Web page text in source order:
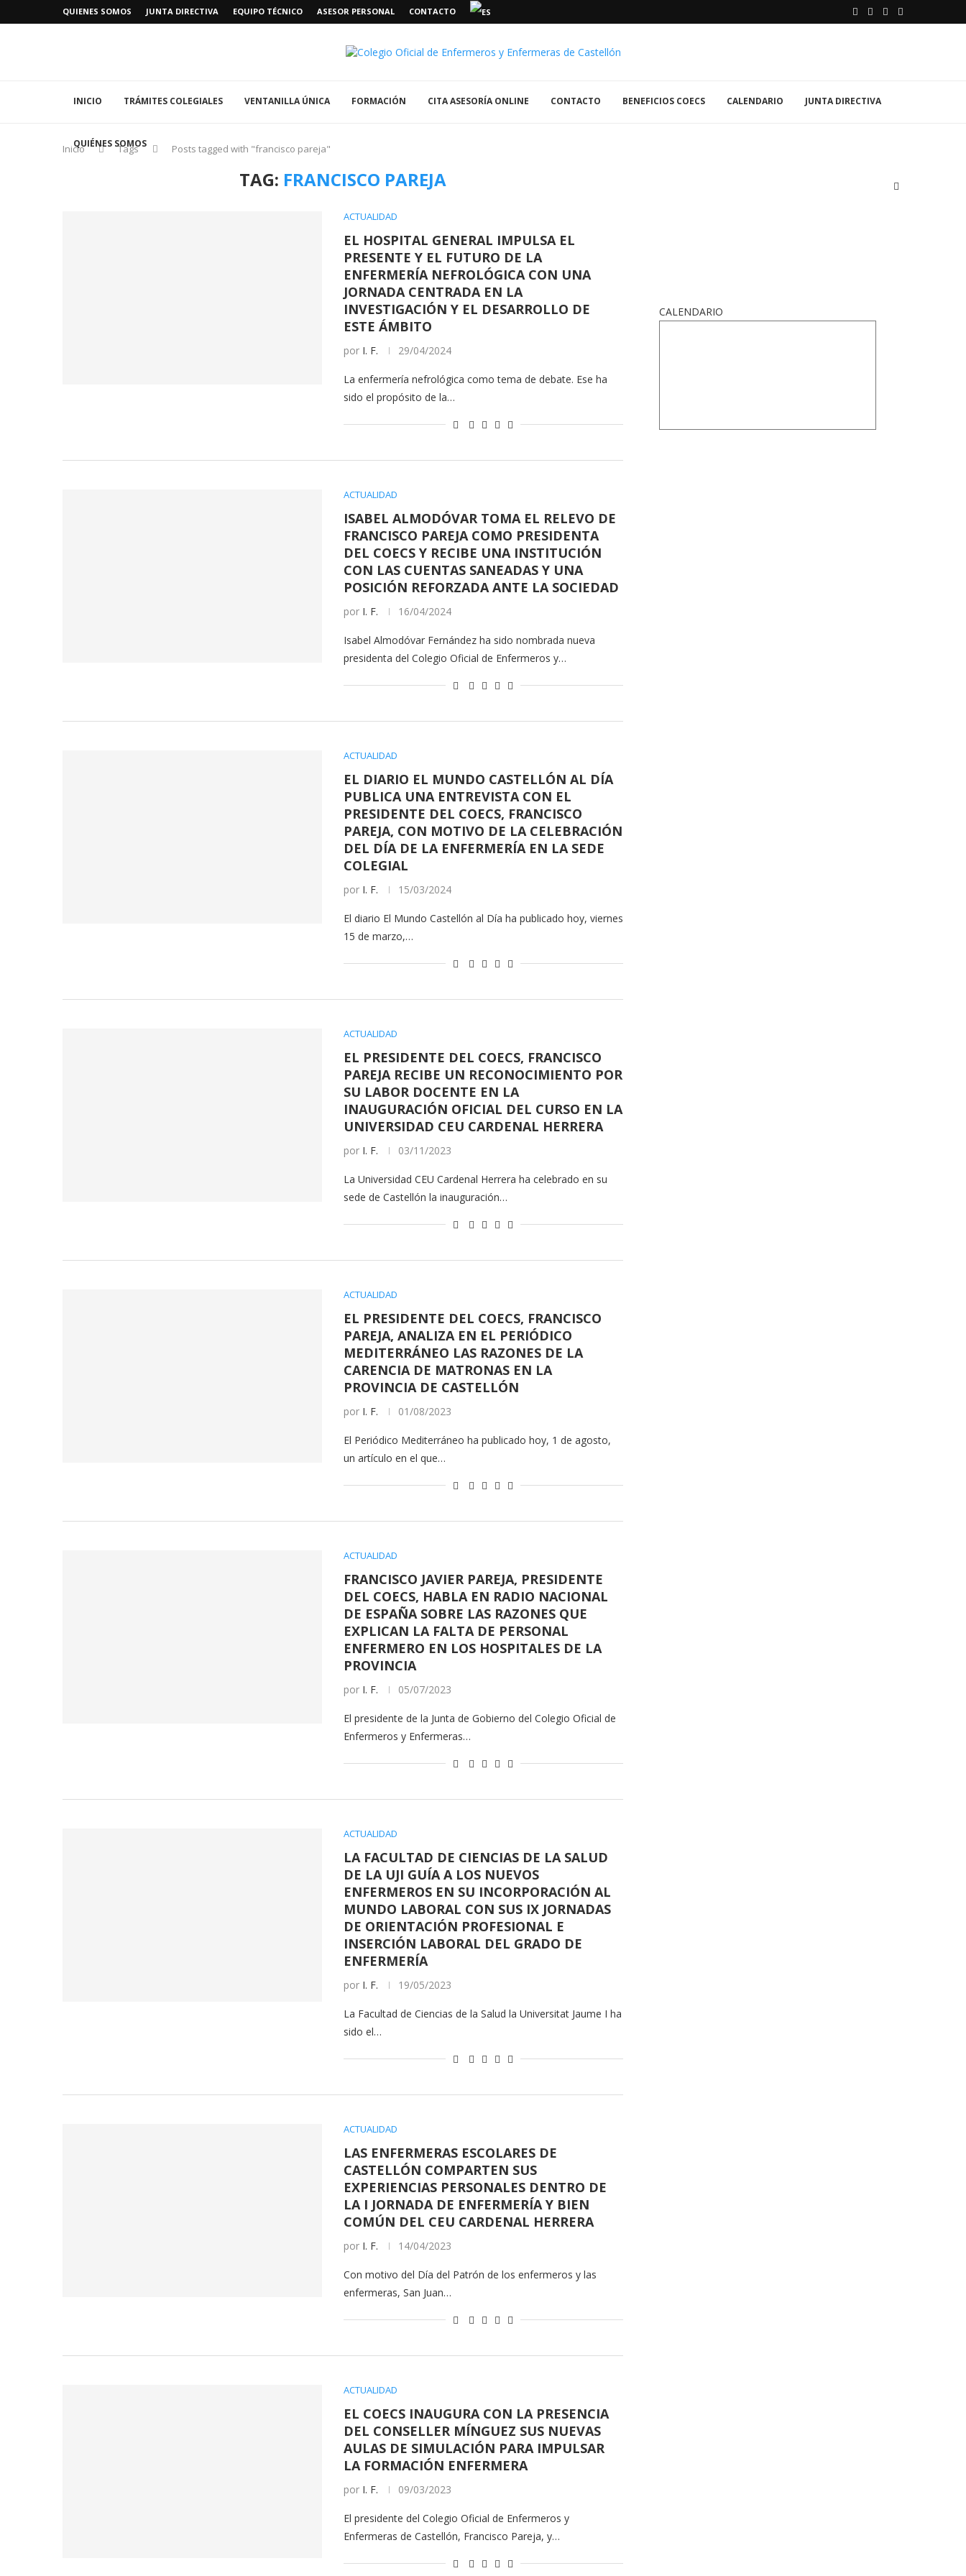
QUIENES SOMOS JUNTA DIRECTIVA EQUIPO TÉCNICO ASESOR PERSONAL CONTACTO
INICIO TRÁMITES COLEGIALES VENTANILLA ÚNICA FORMACIÓN CITA ASESORÍA ONLINE CONTACTO BENEFICIOS COECS CALENDARIO JUNTA DIRECTIVA
QUIÉNES SOMOS
Inicio Tags Posts tagged with "francisco pareja"
TAG: FRANCISCO PAREJA
ACTUALIDAD
EL HOSPITAL GENERAL IMPULSA EL
PRESENTE Y EL FUTURO DE LA
ENFERMERÍA NEFROLÓGICA CON UNA
JORNADA CENTRADA EN LA
INVESTIGACIÓN Y EL DESARROLLO DE
ESTE ÁMBITO
por I. F. 29/04/2024
La enfermería nefrológica como tema de debate. Ese ha
sido el propósito de la…
ACTUALIDAD
ISABEL ALMODÓVAR TOMA EL RELEVO DE
FRANCISCO PAREJA COMO PRESIDENTA
DEL COECS Y RECIBE UNA INSTITUCIÓN
CON LAS CUENTAS SANEADAS Y UNA
POSICIÓN REFORZADA ANTE LA SOCIEDAD
por I. F. 16/04/2024
Isabel Almodóvar Fernández ha sido nombrada nueva
presidenta del Colegio Oficial de Enfermeros y…
ACTUALIDAD
EL DIARIO EL MUNDO CASTELLÓN AL DÍA
PUBLICA UNA ENTREVISTA CON EL
PRESIDENTE DEL COECS, FRANCISCO
PAREJA, CON MOTIVO DE LA CELEBRACIÓN
DEL DÍA DE LA ENFERMERÍA EN LA SEDE
COLEGIAL
por I. F. 15/03/2024
El diario El Mundo Castellón al Día ha publicado hoy, viernes
15 de marzo,…
ACTUALIDAD
EL PRESIDENTE DEL COECS, FRANCISCO
PAREJA RECIBE UN RECONOCIMIENTO POR
SU LABOR DOCENTE EN LA
INAUGURACIÓN OFICIAL DEL CURSO EN LA
UNIVERSIDAD CEU CARDENAL HERRERA
por I. F. 03/11/2023
La Universidad CEU Cardenal Herrera ha celebrado en su
sede de Castellón la inauguración…
ACTUALIDAD
EL PRESIDENTE DEL COECS, FRANCISCO
PAREJA, ANALIZA EN EL PERIÓDICO
MEDITERRÁNEO LAS RAZONES DE LA
CARENCIA DE MATRONAS EN LA
PROVINCIA DE CASTELLÓN
por I. F. 01/08/2023
El Periódico Mediterráneo ha publicado hoy, 1 de agosto,
un artículo en el que…
ACTUALIDAD
FRANCISCO JAVIER PAREJA, PRESIDENTE
DEL COECS, HABLA EN RADIO NACIONAL
DE ESPAÑA SOBRE LAS RAZONES QUE
EXPLICAN LA FALTA DE PERSONAL
ENFERMERO EN LOS HOSPITALES DE LA
PROVINCIA
por I. F. 05/07/2023
El presidente de la Junta de Gobierno del Colegio Oficial de
Enfermeros y Enfermeras…
ACTUALIDAD
LA FACULTAD DE CIENCIAS DE LA SALUD
DE LA UJI GUÍA A LOS NUEVOS
ENFERMEROS EN SU INCORPORACIÓN AL
MUNDO LABORAL CON SUS IX JORNADAS
DE ORIENTACIÓN PROFESIONAL E
INSERCIÓN LABORAL DEL GRADO DE
ENFERMERÍA
por I. F. 19/05/2023
La Facultad de Ciencias de la Salud la Universitat Jaume I ha
sido el…
ACTUALIDAD
LAS ENFERMERAS ESCOLARES DE
CASTELLÓN COMPARTEN SUS
EXPERIENCIAS PERSONALES DENTRO DE
LA I JORNADA DE ENFERMERÍA Y BIEN
COMÚN DEL CEU CARDENAL HERRERA
por I. F. 14/04/2023
Con motivo del Día del Patrón de los enfermeros y las
enfermeras, San Juan…
ACTUALIDAD
EL COECS INAUGURA CON LA PRESENCIA
DEL CONSELLER MÍNGUEZ SUS NUEVAS
AULAS DE SIMULACIÓN PARA IMPULSAR
LA FORMACIÓN ENFERMERA
por I. F. 09/03/2023
El presidente del Colegio Oficial de Enfermeros y
Enfermeras de Castellón, Francisco Pareja, y…
CALENDARIO